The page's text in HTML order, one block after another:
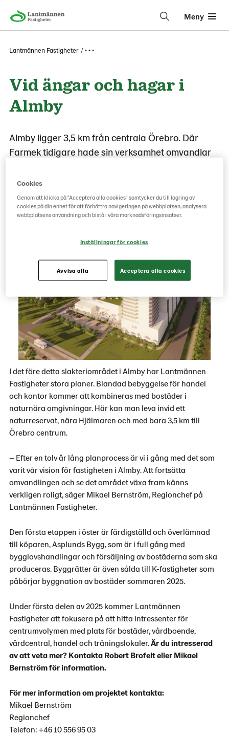
Meny
Lantmännen Fastigheter • • •
Vid ängar och hagar i
Almby
Almby ligger 3,5 km från centrala Örebro. Där
Farmek tidigare hade sin verksamhet omvandlar
levande stadsdel med bostäder, en
centrumbyggnad och gröna omgivningar en
stenkast från Hjälmaren.
I det före detta slakteriområdet i Almby har Lantmännen
Fastigheter stora planer. Blandad bebyggelse för handel
och kontor kommer att kombineras med bostäder i
naturnära omgivningar. Här kan man leva invid ett
naturreservat, nära Hjälmaren och med bara 3,5 km till
Örebro centrum.
– Efter en tolv år lång planprocess är vi i gång med det som
varit vår vision för fastigheten i Almby. Att fortsätta
omvandlingen och se det området växa fram känns
verkligen roligt, säger Mikael Bernström, Regionchef på
Lantmännen Fastigheter.
Den första etappen i öster är färdigställd och överlämnad
till köparen, Asplunds Bygg, som är i full gång med
bygglovshandlingar och försäljning av bostäderna som ska
produceras. Byggrätter är även sålda till K-fastigheter som
påbörjar byggnation av bostäder sommaren 2025.
Under första delen av 2025 kommer Lantmännen
Fastigheter att fokusera på att hitta intressenter för
centrumvolymen med plats för bostäder, vårdboende,
vårdcentral, handel och träningslokaler.Är du intresserad
av att veta mer? Kontakta Robert Brofelt eller Mikael
Bernström för information.
För mer information om projektet kontakta:
Mikael Bernström
Regionchef
Telefon: +46 10 556 95 03
Cookies
Genom att klicka på "Acceptera alla cookies" samtycker du till lagring av
cookies på din enhet för att förbättra navigeringen på webbplatsen, analysera
webbplatsens användning och bistå i våra marknadsföringsinsatser.
Inställningar för cookies
Avvisa alla Acceptera alla cookies